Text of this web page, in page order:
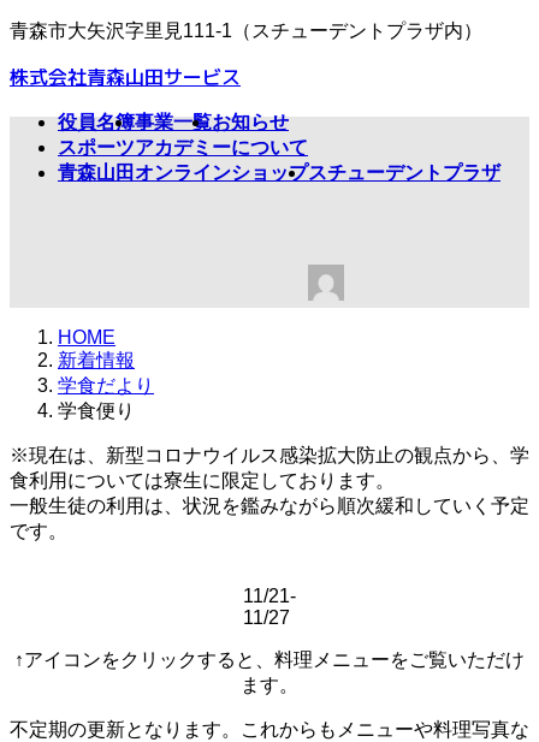
コ
テ
ナ
ゲ
青森市大矢沢字里見111-1（スチューデントプラザ内）
株式会社青森山田サービス
役員名簿事業一覧お知らせ
スポーツアカデミーについて
青森山田オンラインショップスチューデントプラザ
HOME
新着情報
学食だより
学食便り
※現在は、新型コロナウイルス感染拡大防止の観点から、学
食利用については寮生に限定しております。
一般生徒の利用は、状況を鑑みながら順次緩和していく予定
です。
11/21-
11/27
↑アイコンをクリックすると、料理メニューをご覧いただけ
ます。
不定期の更新となります。これからもメニューや料理写真な